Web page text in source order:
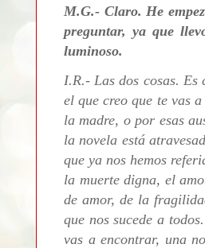
M.G.- Claro. He
preguntar, ya que
luminoso.
I.R.- Las dos cosas.
el que creo que te vas
la madre, o por esas
la novela está
que ya nos hemos
la muerte digna, el
de amor, de la
que nos sucede a
vas a encontrar, una